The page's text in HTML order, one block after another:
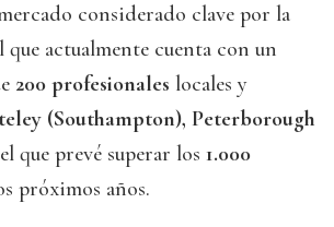
considerado clave por la
que actualmente cuenta con un
200 profesionales locales y
(Southampton), Peterborough
que prevé superar los 1.000
próximos años.